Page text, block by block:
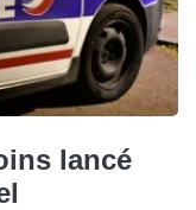
lancé